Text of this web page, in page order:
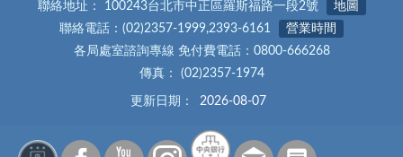
聯絡地址： 100243台北市中正區羅斯福路一段2號
地圖
聯絡電話：(02)2357-1999,2393-6161
營業時間
各局處室諮詢專線 免付費電話：0800-666268
傳真： (02)2357-1974
更新日期： 2026-08-07